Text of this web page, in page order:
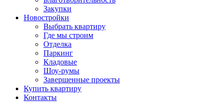
Закупки
Новостройки
Выбрать квартиру
Где мы строим
Отделка
Паркинг
Кладовые
Шоу-румы
Завершенные проекты
Купить квартиру
Контакты